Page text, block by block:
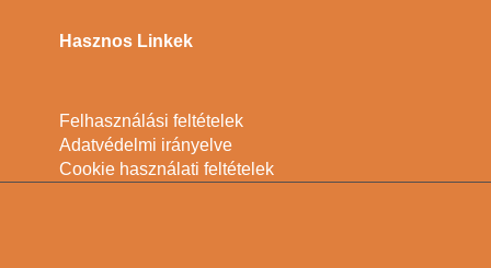
Hasznos Linkek
Felhasználási feltételek
Adatvédelmi irányelve
Cookie használati feltételek